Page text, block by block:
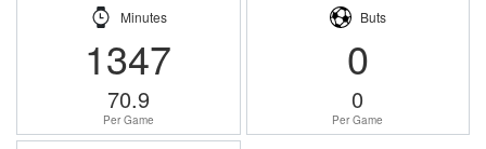
Minutes
1347
70.9
Per Game
Buts
0
0
Per Game